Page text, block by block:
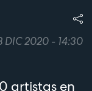
DIC 2020 - 14:30
artistas en